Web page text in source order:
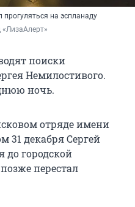
на эспланаду
поиски
Немилостивого.
ночь.
отряде имени
31 декабря Сергей
до городской
перестал